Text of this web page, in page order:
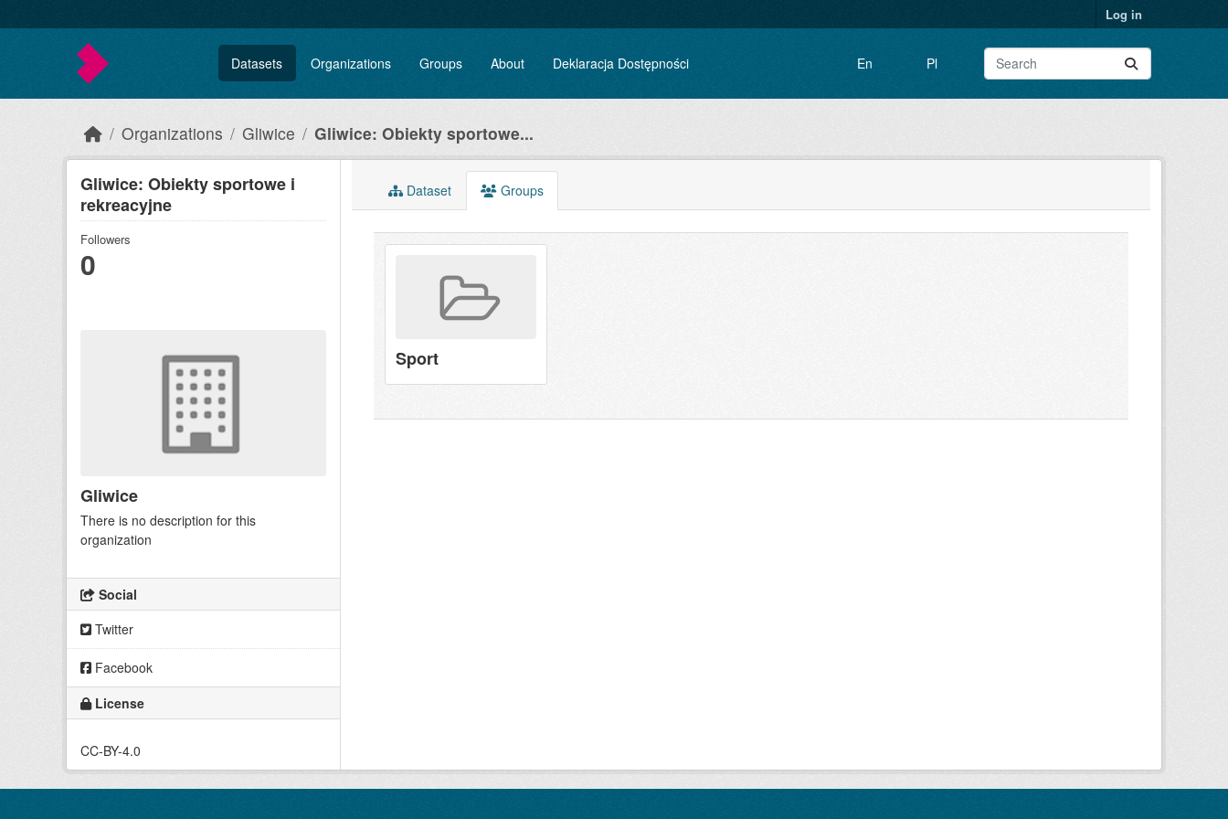
Log in
Datasets Organizations Groups About Deklaracja Dostępności En Pl
Organizations Gliwice Gliwice: Obiekty sportowe...
Gliwice: Obiekty sportowe i
rekreacyjne
Followers
0
Gliwice
There is no description for this
organization
Social
Twitter
Facebook
License
CC-BY-4.0
Dataset Groups
Sport